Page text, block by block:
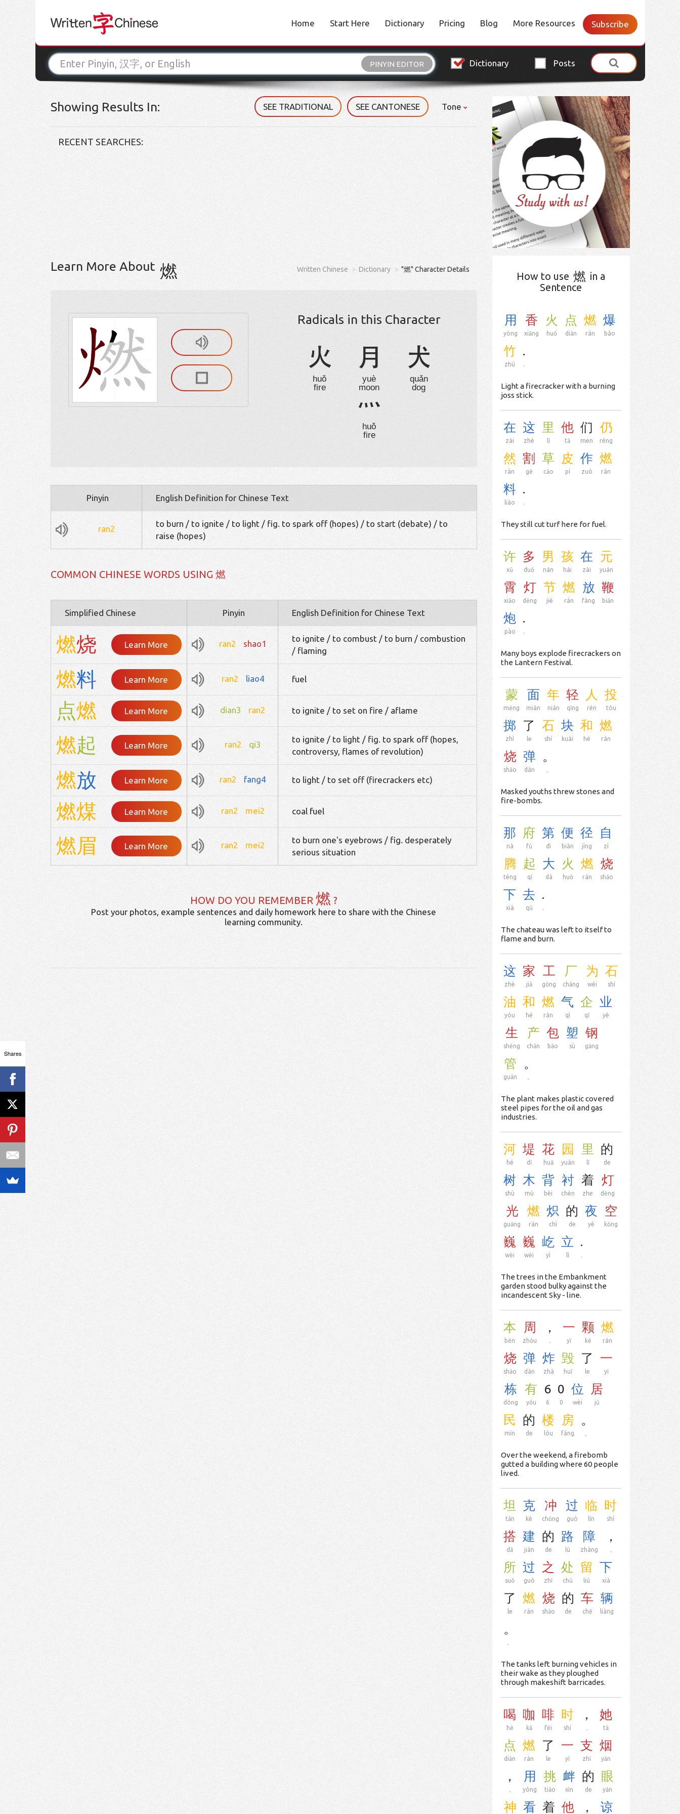
Home Start Here Dictionary Pricing Blog More Resources Subscribe
PINYIN EDITOR Dictionary Posts
Showing Results In: SEE TRADITIONAL SEE CANTONESE Tone
RECENT SEARCHES:
Learn More About 燃 Written Chinese Dictionary "燃" Character Details
Radicals in this Character
火
huǒ
fire
月
yuè
moon
犬
quǎn
dog
灬
huǒ
fire
Pinyin English Definition for Chinese Text
ran2
to burn / to ignite / to light / fig. to spark off (hopes) / to start (debate) / to
raise (hopes)
COMMON CHINESE WORDS USING 燃
Simplified Chinese Pinyin English Definition for Chinese Text
燃烧 Learn More ran2 shao1
to ignite / to combust / to burn / combustion
/ flaming
燃料 Learn More ran2 liao4 fuel
点燃 Learn More dian3 ran2 to ignite / to set on fire / aflame
燃起 Learn More ran2 qi3
to ignite / to light / fig. to spark off (hopes,
controversy, flames of revolution)
燃放 Learn More ran2 fang4 to light / to set off (firecrackers etc)
燃煤 Learn More ran2 mei2 coal fuel
燃眉 Learn More ran2 mei2
to burn one's eyebrows / fig. desperately
serious situation
HOW DO YOU REMEMBER 燃 ?
Post your photos, example sentences and daily homework here to share with the Chinese
learning community.
How to use 燃 in a
Sentence
用
yòng
香
xiāng
火
huǒ
点
diǎn
燃
rán
爆
bào
竹
zhú
.
.
Light a firecracker with a burning
joss stick.
在
zài
这
zhè
里
lǐ
他
tā
们
men
仍
réng
然
rán
割
gē
草
cǎo
皮
pí
作
zuò
燃
rán
料
liào
.
.
They still cut turf here for fuel.
许
xǔ
多
duō
男
nán
孩
hái
在
zài
元
yuán
霄
xiāo
灯
dēng
节
jié
燃
rán
放
fàng
鞭
biān
炮
pào
.
.
Many boys explode firecrackers on
the Lantern Festival.
蒙
měng
面
miàn
年
nián
轻
qīng
人
rén
投
tóu
掷
zhì
了
le
石
shí
块
kuài
和
hé
燃
rán
烧
shāo
弹
dàn
。
Masked youths threw stones and
fire-bombs.
那
nà
府
fǔ
第
dì
便
biàn
径
jìng
自
zì
腾
téng
起
qǐ
大
dà
火
huǒ
燃
rán
烧
shāo
下
xià
去
qù
.
.
The chateau was left to itself to
flame and burn.
这
zhè
家
jiā
工
gōng
厂
chǎng
为
wéi
石
shí
油
yóu
和
hé
燃
rán
气
qì
企
qǐ
业
yè
生
shēng
产
chǎn
包
bāo
塑
sù
钢
gāng
管
guǎn
。
The plant makes plastic covered
steel pipes for the oil and gas
industries.
河
hé
堤
dī
花
huā
园
yuán
里
lǐ
的
de
树
shù
木
mù
背
bèi
衬
chèn
着
zhe
灯
dēng
光
guāng
燃
rán
炽
chì
的
de
夜
yè
空
kōng
巍
wēi
巍
wēi
屹
yì
立
lì
.
.
The trees in the Embankment
garden stood bulky against the
incandescent Sky - line.
本
běn
周
zhōu
，
，
一
yī
颗
kē
燃
rán
烧
shāo
弹
dàn
炸
zhà
毁
huǐ
了
le
一
yī
栋
dòng
有
yǒu
6
6
0
0
位
wèi
居
jū
民
mín
的
de
楼
lóu
房
fáng
。
Over the weekend, a firebomb
gutted a building where 60 people
lived.
坦
tǎn
克
kè
冲
chōng
过
guò
临
lín
时
shí
搭
dā
建
jiàn
的
de
路
lù
障
zhàng
，
，
所
suǒ
过
guò
之
zhī
处
chǔ
留
liú
下
xià
了
le
燃
rán
烧
shāo
的
de
车
chē
辆
liàng
。
The tanks left burning vehicles in
their wake as they ploughed
through makeshift barricades.
喝
hē
咖
kā
啡
fēi
时
shí
，
，
她
tā
点
diǎn
燃
rán
了
le
一
yī
支
zhī
烟
yān
，
，
用
yòng
挑
tiǎo
衅
xìn
的
de
眼
yǎn
神 看 着 他 ， 谅
Shares